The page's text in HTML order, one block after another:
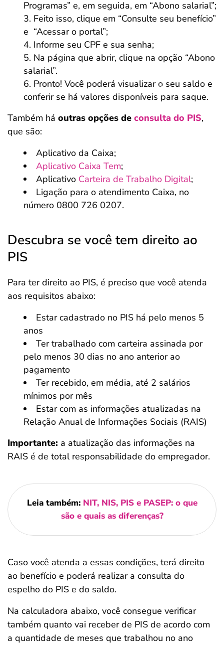
Programas” e, em seguida, em “Abono salarial”;
Feito isso, clique em “Consulte seu benefício”
e “Acessar o portal”;
Informe seu CPF e sua senha;
Na página que abrir, clique na opção “Abono
salarial”.
Pronto! Você poderá visualizar o seu saldo e
conferir se há valores disponíveis para saque.
Também há outras opções de consulta do PIS,
que são:
Aplicativo da Caixa;
Aplicativo Caixa Tem;
Aplicativo Carteira de Trabalho Digital;
Ligação para o atendimento Caixa, no
número 0800 726 0207.
Descubra se você tem direito ao
PIS
Para ter direito ao PIS, é preciso que você atenda
aos requisitos abaixo:
Estar cadastrado no PIS há pelo menos 5
anos
Ter trabalhado com carteira assinada por
pelo menos 30 dias no ano anterior ao
pagamento
Ter recebido, em média, até 2 salários
mínimos por mês
Estar com as informações atualizadas na
Relação Anual de Informações Sociais (RAIS)
Importante: a atualização das informações na
RAIS é de total responsabilidade do empregador.
Leia também: NIT, NIS, PIS e PASEP: o que
são e quais as diferenças?
Caso você atenda a essas condições, terá direito
ao benefício e poderá realizar a consulta do
espelho do PIS e do saldo.
Na calculadora abaixo, você consegue verificar
também quanto vai receber de PIS de acordo com
a quantidade de meses que trabalhou no ano
Salvar Ferramenta